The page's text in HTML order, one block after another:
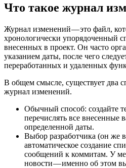
Что такое журнал
Журнал изменений — это файл,
хронологически упорядоченный
внесенных в проект. Он часто
указанием даты, после чего
переработанных и удаленных
В общем смысле, существует два
журнал изменений.
Обычный способ: создайте
перечислять все внесенные
определенной даты.
Выбор разработчика (он же
автоматическое создание
сообщений к коммитам. У
новости — именно об этом